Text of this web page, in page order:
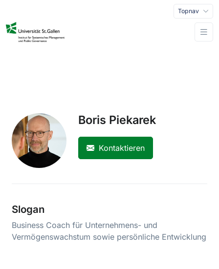
Topnav
Boris Piekarek
Kontaktieren
Slogan
Business Coach für Unternehmens- und
Vermögenswachstum sowie persönliche Entwicklung